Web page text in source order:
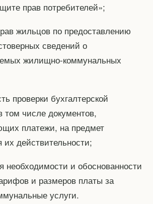
прав потребителей»;
жильцов по предоставлению
сведений о
жилищно-коммунальных
проверки бухгалтерской
том числе документов,
платежи, на предмет
их действительности;
необходимости и обоснованности
и размеров платы за
услуги.